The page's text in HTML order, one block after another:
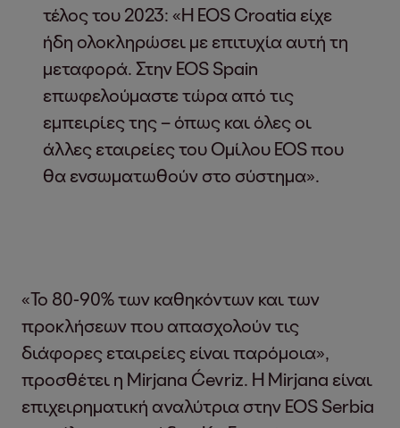
τέλος του 2023: «Η EOS Croatia είχε
ήδη ολοκληρώσει με επιτυχία αυτή τη
μεταφορά. Στην EOS Spain
επωφελούμαστε τώρα από τις
εμπειρίες της – όπως και όλες οι
άλλες εταιρείες του Ομίλου EOS που
θα ενσωματωθούν στο σύστημα».
«Το 80-90% των καθηκόντων και των
προκλήσεων που απασχολούν τις
διάφορες εταιρείες είναι παρόμοια»,
προσθέτει η Mirjana Ćevriz. Η Mirjana είναι
επιχειρηματική αναλύτρια στην EOS Serbia